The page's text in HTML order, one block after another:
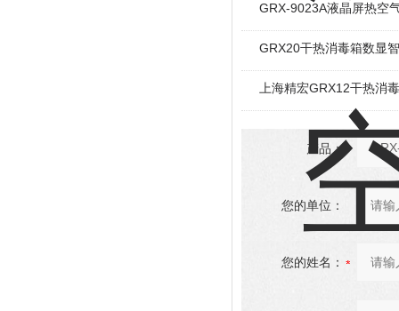
GRX-9023A液晶屏热空
GRX20干热消毒箱数显
上海精宏GRX12干热消
产品：
您的单位：
您的姓名：